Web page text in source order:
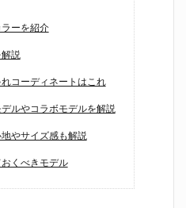
ーを紹介
説
コーディネートはこれ
ルやコラボモデルを解説
やサイズ感も解説
くべきモデル